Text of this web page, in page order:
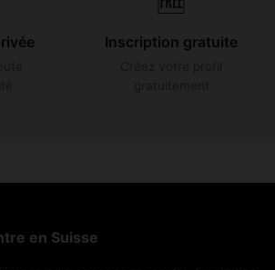
Inscription gratuite
en Suisse